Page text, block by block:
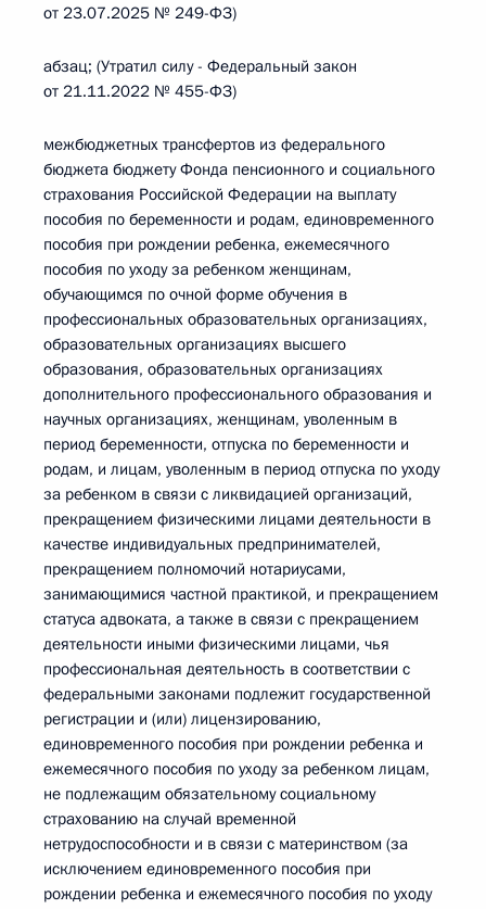
от 23.07.2025 № 249-ФЗ)
абзац; (Утратил силу - Федеральный закон
от 21.11.2022 № 455-ФЗ)
межбюджетных трансфертов из федерального
бюджета бюджету Фонда пенсионного и социального
страхования Российской Федерации на выплату
пособия по беременности и родам, единовременного
пособия при рождении ребенка, ежемесячного
пособия по уходу за ребенком женщинам,
обучающимся по очной форме обучения в
профессиональных образовательных организациях,
образовательных организациях высшего
образования, образовательных организациях
дополнительного профессионального образования и
научных организациях, женщинам, уволенным в
период беременности, отпуска по беременности и
родам, и лицам, уволенным в период отпуска по уходу
за ребенком в связи с ликвидацией организаций,
прекращением физическими лицами деятельности в
качестве индивидуальных предпринимателей,
прекращением полномочий нотариусами,
занимающимися частной практикой, и прекращением
статуса адвоката, а также в связи с прекращением
деятельности иными физическими лицами, чья
профессиональная деятельность в соответствии с
федеральными законами подлежит государственной
регистрации и (или) лицензированию,
единовременного пособия при рождении ребенка и
ежемесячного пособия по уходу за ребенком лицам,
не подлежащим обязательному социальному
страхованию на случай временной
нетрудоспособности и в связи с материнством (за
исключением единовременного пособия при
рождении ребенка и ежемесячного пособия по уходу